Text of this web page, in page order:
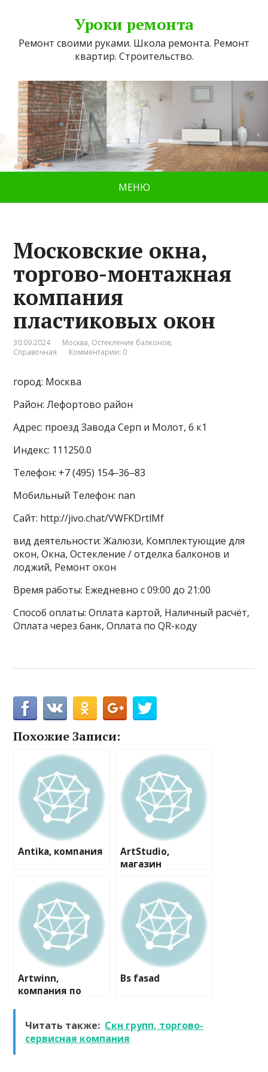
Уроки ремонта
Ремонт своими руками. Школа ремонта. Ремонт
квартир. Строительство.
МЕНЮ
Московские окна,
торгово-монтажная
компания
пластиковых окон
30.09.2024 Москва, Остекление балконов,
Справочная
Комментарии: 0
город: Москва
Район: Лефортово район
Адрес: проезд Завода Серп и Молот, 6 к1
Индекс: 111250.0
Телефон: +7 (495) 154‒36‒83
Мобильный Телефон: nan
Сайт: http://jivo.chat/VWFKDrtlMf
вид деятельности: Жалюзи, Комплектующие для
окон, Окна, Остекление / отделка балконов и
лоджий, Ремонт окон
Время работы: Ежедневно с 09:00 до 21:00
Способ оплаты: Оплата картой, Наличный расчёт,
Оплата через банк, Оплата по QR-коду
Похожие Записи:
Antika, компания
ArtStudio,
магазин
окон и дверей
Artwinn,
компания по
деревянных
домов
Bs fasad
Читать также: Скн групп, торгово-
сервисная компания